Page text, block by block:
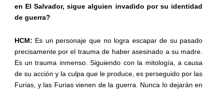
en El Salvador, sigue alguien invadido por su identidad
de guerra?
HCM: Es un personaje que no logra escapar de su pasado
precisamente por el trauma de haber asesinado a su madre.
Es un trauma inmenso. Siguiendo con la mitología, a causa
de su acción y la culpa que le produce, es perseguido por las
Furias, y las Furias vienen de la guerra. Nunca lo dejarán en